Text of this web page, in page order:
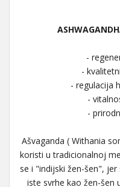
-
-
- regulacija
-
-
Ašvaganda ( Withania
koristi u tradicionalnoj
se i "indijski žen-šen",
iste svrhe kao žen-šen